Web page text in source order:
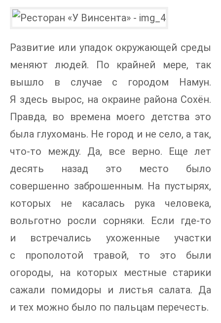
Развитие или упадок окружающей среды
меняют людей. По крайней мере, так
вышло в случае с городом Намун.
Я здесь вырос, на окраине района Сохён.
Правда, во времена моего детства это
была глухомань. Не город и не село, а так,
что-то между. Да, все верно. Еще лет
десять назад это место было
совершенно заброшенным. На пустырях,
которых не касалась рука человека,
вольготно росли сорняки. Если где-то
и встречались ухоженные участки
с прополотой травой, то это были
огороды, на которых местные старики
сажали помидоры и листья салата. Да
и тех можно было по пальцам перечесть.